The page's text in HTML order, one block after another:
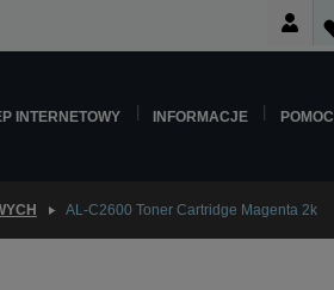
INTERNETOWY INFORMACJE POMOC
AL-C2600 Toner Cartridge Magenta 2k